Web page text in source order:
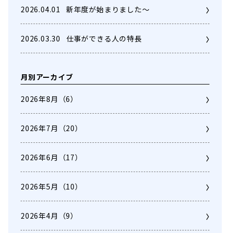
2026.04.01 新年度が始まりました～
2026.03.30 仕事ができる人の特長
月別アーカイブ
2026年8月 （6）
2026年7月 （20）
2026年6月 （17）
2026年5月 （10）
2026年4月 （9）